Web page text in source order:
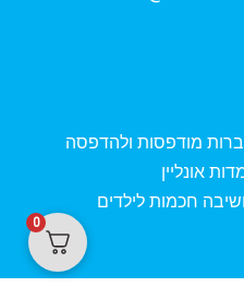
מודפסות ולהדפסה
אונליין
חכמות לילדים
0